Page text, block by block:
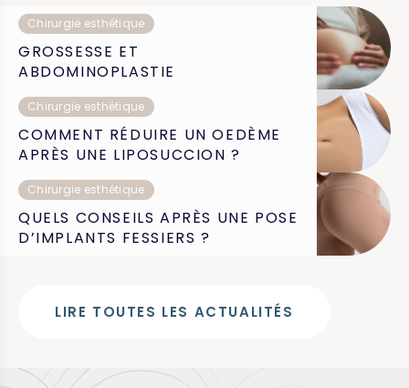
Chirurgie esthétique
GROSSESSE ET
ABDOMINOPLASTIE
Chirurgie esthétique
COMMENT RÉDUIRE UN OEDÈME
APRÈS UNE LIPOSUCCION ?
Chirurgie esthétique
QUELS CONSEILS APRÈS UNE POSE
D’IMPLANTS FESSIERS ?
LIRE TOUTES LES ACTUALITÉS